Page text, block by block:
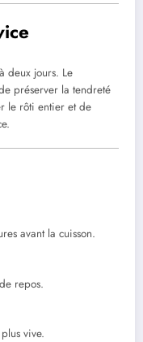
deux jours. Le
préserver la tendreté
le rôti entier et de
avant la cuisson.
repos.
vive.